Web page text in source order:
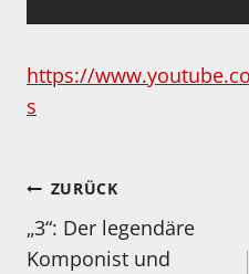
https://
s
ZURÜCK
„3“: Der legendäre
Komponist und